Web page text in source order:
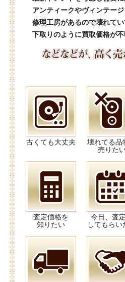
アンティークやヴィンテージ
修理工房があるので壊れてい
下取りのように買取価格が不
古くても大丈夫
壊れてる品
売りた
査定価格を
知りたい
今日、査
してもらい